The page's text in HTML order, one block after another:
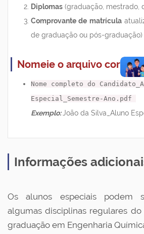
Diplomas (graduação, mestrado,
Comprovante de matrícula
de graduação ou pós-graduação)
Nomeie o arquivo
Nome completo do
Especial_Semestre-Ano.pdf
Exemplo:João da Silva_Aluno
Informações
Os alunos especiais podem
algumas disciplinas regulares
graduação em Engenharia